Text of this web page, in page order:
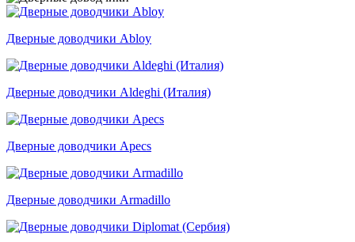
Дверные доводчики Abloy
Дверные доводчики Aldeghi (Италия)
Дверные доводчики Apecs
Дверные доводчики Armadillo